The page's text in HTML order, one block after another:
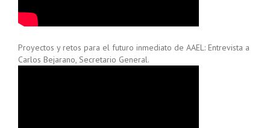
Proyectos y retos para el futuro inmediato de AAEL: Entrevista a
Carlos Bejarano, Secretario General.